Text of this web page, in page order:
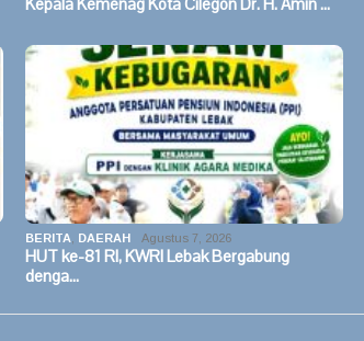
BERITA DAERAH Agustus 7, 2026
HUT ke-81 RI, KWRI Lebak Bergabung
denga…